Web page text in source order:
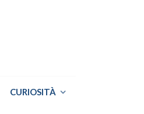
CURIOSITÀ